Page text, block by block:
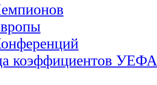
коэффициентов УЕФА